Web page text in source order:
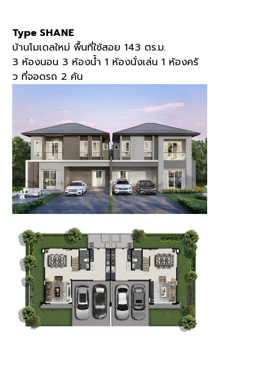
Type SHANE
บ้านโมเดลใหม่ พื้นที่ใช้สอย 143 ตร.ม.
3 ห้องนอน 3 ห้องน้ำ 1 ห้องนั่งเล่น 1 ห้องครั
ว ที่จอดรถ 2 คัน